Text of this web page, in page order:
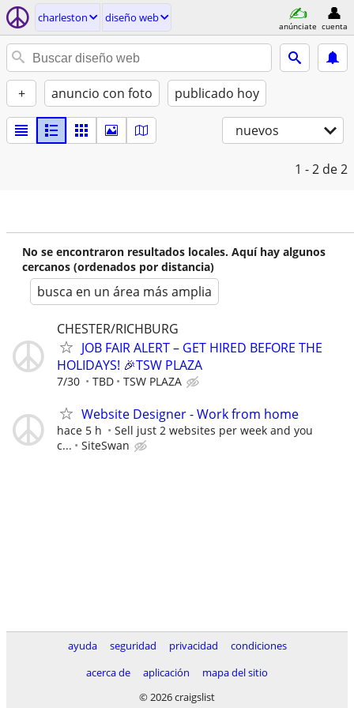
charleston diseño web
anúnciate cuenta
+ anuncio con foto publicado hoy
nuevos
1 - 2 de 2
No se encontraron resultados locales. Aquí hay algunos
cercanos (ordenados por distancia)
busca en un área más amplia
CHESTER/RICHBURG
JOB FAIR ALERT – GET HIRED BEFORE THE
HOLIDAYS! 🎉TSW PLAZA
7/30 TBD TSW PLAZA
Website Designer - Work from home
hace 5 h
Sell just 2 websites per week and you
c...
SiteSwan
ayuda seguridad privacidad
condiciones
acerca de
aplicación
mapa del sitio
© 2026 craigslist